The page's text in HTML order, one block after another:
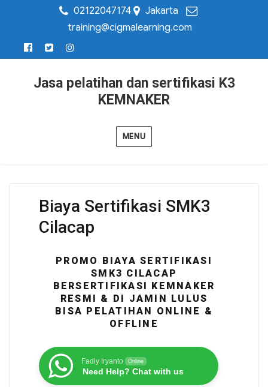
02122047174
Jakarta
training@cigmalearning.com
Jasa pelatihan dan sertifikasi K3
KEMNAKER
MENU
Biaya Sertifikasi SMK3
Cilacap
PROMO BIAYA SERTIFIKASI
SMK3 CILACAP
BERSERTIFIKASI KEMNAKER
RESMI & DI JAMIN LULUS
BISA PELATIHAN ONLINE &
OFFLINE
Fadly Iryanto Online
Need Help? Chat with us